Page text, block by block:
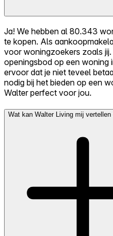
Ja! We hebben al 80.343
te kopen. Als
voor woningzoekers zoals
openingsbod op een woning
ervoor dat je niet teveel
nodig bij het bieden op een
Walter perfect voor jou.
Wat kan Walter Living mij vertellen